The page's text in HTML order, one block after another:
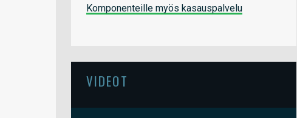
Komponenteille myös kasauspalvelu
VIDEOT